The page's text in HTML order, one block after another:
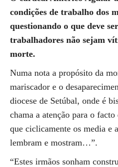
condições de trabalho dos
questionando o que deve
trabalhadores não sejam
morte.
Numa nota a propósito da
mariscador e o
diocese de Setúbal, onde é
chama a atenção para o
que ciclicamente os media e
lembram e mostram…”.
“Estes irmãos sonham